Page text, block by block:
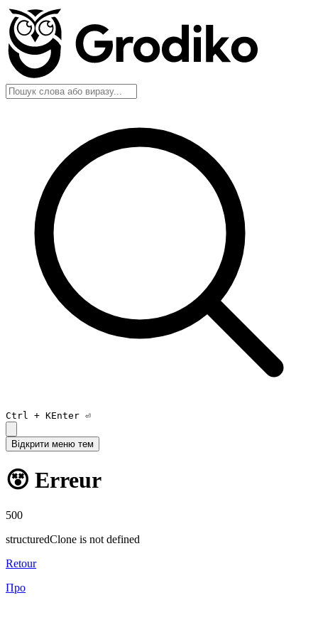
Ctrl + KEnter ⏎
Відкрити меню тем
😵 Erreur
500
structuredClone is not defined
Retour
Про